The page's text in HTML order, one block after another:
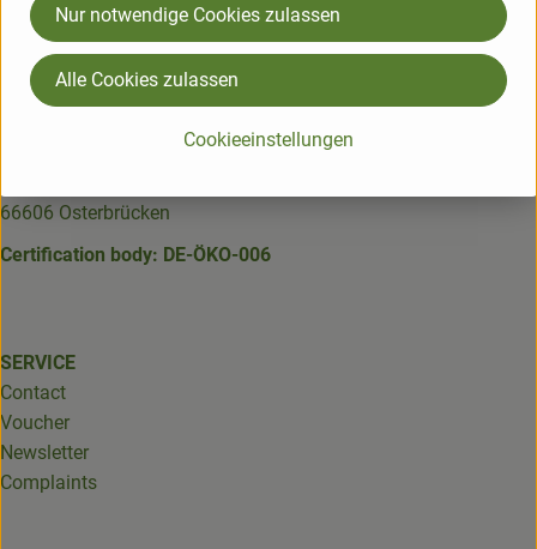
Follow us
Externer Link zu https://www.bioland.de/verbraucher
Externer Link zu https://www.facebook.com/
Externer Link zu https://
Martinshof Biobus GmbH
66606 Osterbrücken
Certification body: DE-ÖKO-006
SERVICE
Contact
Voucher
Newsletter
Complaints
Cookieeinstellungen
Nur notwendige Cookies zulassen
Alle Cookies zulassen